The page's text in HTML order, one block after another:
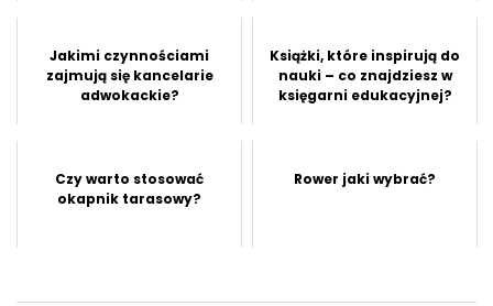
Jakimi czynnościami
zajmują się kancelarie
adwokackie?
Książki, które inspirują do
nauki – co znajdziesz w
księgarni edukacyjnej?
Czy warto stosować
okapnik tarasowy?
Rower jaki wybrać?